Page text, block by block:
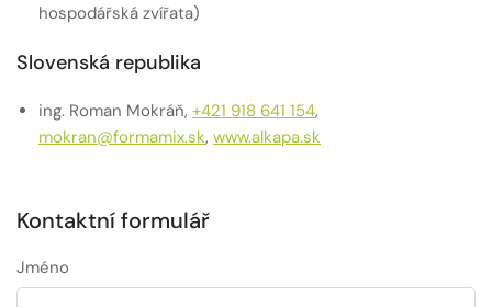
hospodářská zvířata)
Slovenská republika
ing. Roman Mokráň, +421 918 641 154,
mokran@formamix.sk, www.alkapa.sk
Kontaktní formulář
Jméno